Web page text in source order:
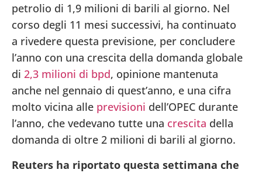
petrolio di 1,9 milioni di barili al giorno. Nel
corso degli 11 mesi successivi, ha continuato
a rivedere questa previsione, per concludere
l’anno con una crescita della domanda globale
di 2,3 milioni di bpd, opinione mantenuta
anche nel gennaio di quest’anno, e una cifra
molto vicina alle previsioni dell’OPEC durante
l’anno, che vedevano tutte una crescita della
domanda di oltre 2 milioni di barili al giorno.
Reuters ha riportato questa settimana che